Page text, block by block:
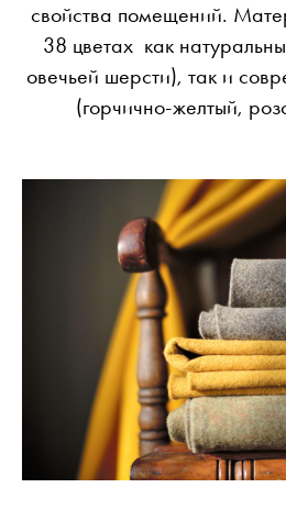
свойства помещений.
38 цветах как
овечьей шерсти), так и
(горчично-желтый,